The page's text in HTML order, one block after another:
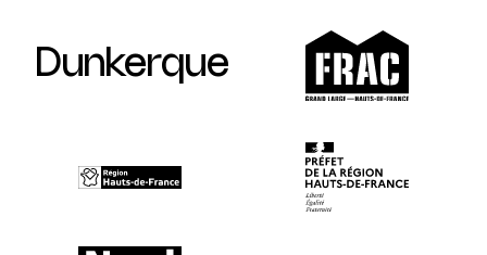
Dunkerque